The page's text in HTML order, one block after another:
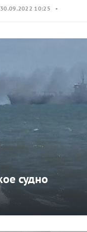
30.09.2022 10:25 •
судно